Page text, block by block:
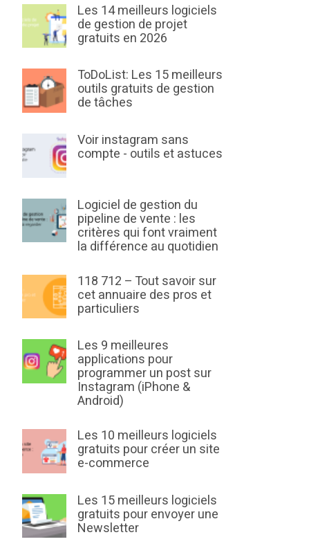
Les 14 meilleurs logiciels
de gestion de projet
gratuits en 2026
ToDoList: Les 15 meilleurs
outils gratuits de gestion
de tâches
Voir instagram sans
compte - outils et astuces
Logiciel de gestion du
pipeline de vente : les
critères qui font vraiment
la différence au quotidien
118 712 – Tout savoir sur
cet annuaire des pros et
particuliers
Les 9 meilleures
applications pour
programmer un post sur
Instagram (iPhone &
Android)
Les 10 meilleurs logiciels
gratuits pour créer un site
e-commerce
Les 15 meilleurs logiciels
gratuits pour envoyer une
Newsletter